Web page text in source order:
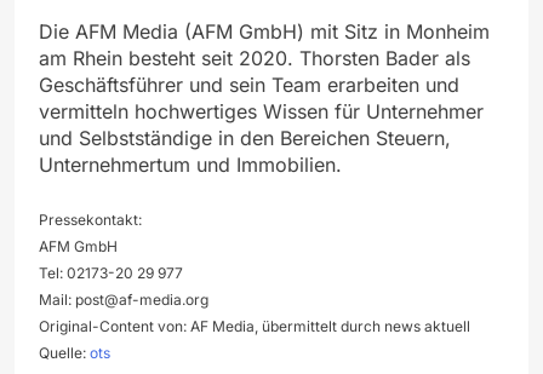
Die AFM Media (AFM GmbH) mit Sitz in Monheim
am Rhein besteht seit 2020. Thorsten Bader als
Geschäftsführer und sein Team erarbeiten und
vermitteln hochwertiges Wissen für Unternehmer
und Selbstständige in den Bereichen Steuern,
Unternehmertum und Immobilien.
Pressekontakt:
AFM GmbH
Tel: 02173-20 29 977
Mail: post@af-media.org
Original-Content von: AF Media, übermittelt durch news aktuell
Quelle: ots